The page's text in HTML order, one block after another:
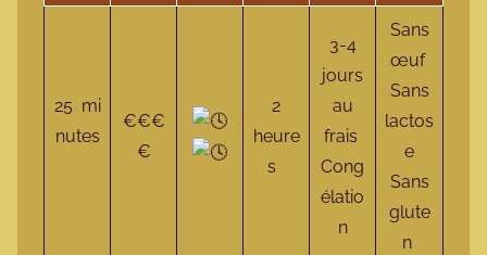
25 mi
nutes
€€€
€
2
heure
s
3-4
jours
au
frais
Cong
élatio
n
Sans
œuf
Sans
lactos
e
Sans
glute
n